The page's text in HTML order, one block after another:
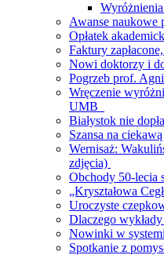
Awanse
Opłatek
Faktury
Nowi doktorzy i
Pogrzeb prof.
Wręczenie
UMB
Białystok nie
Szansa na
Wernisaż:
zdjęcia)
Obchody 50-lecia
„Kryształowa
Uroczyste
Dlaczego
Nowinki w
Spotkanie z